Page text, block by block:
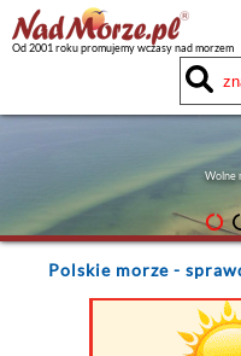
Od 2001 roku promujemy wczasy nad morzem
Wolne
Polskie morze -